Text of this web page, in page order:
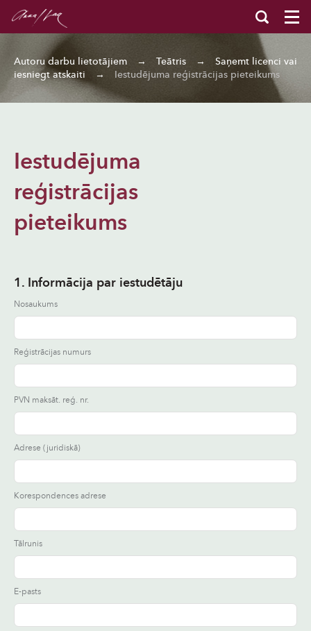
Autoru darbu lietotājiem → Teātris →
Saņemt licenci vai
iesniegt atskaiti
→ Iestudējuma reģistrācijas pieteikums
Iestudējuma
reģistrācijas
pieteikums
1. Informācija par iestudētāju
Nosaukums
Reģistrācijas numurs
PVN maksāt. reģ. nr.
Adrese (juridiskā)
Korespondences adrese
Tālrunis
E-pasts